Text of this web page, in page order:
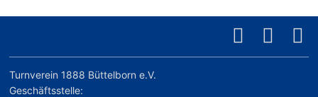
Turnverein 1888 Büttelborn e.V.
Geschäftsstelle: